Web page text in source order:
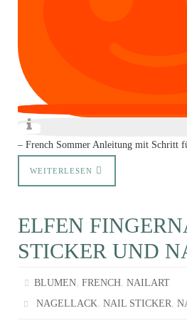
– French Sommer Anleitung mit Schritt
WEITERLESEN
ELFEN
STICKER UND
BLUMEN,FRENCH,NAILART
NAGELLACK,NAIL STICKER,